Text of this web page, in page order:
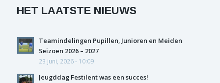
HET LAATSTE NIEUWS
Teamindelingen Pupillen, Junioren en Meiden
Seizoen 2026 – 2027
23 juni, 2026 - 10:09
Jeugddag Festilent was een succes!